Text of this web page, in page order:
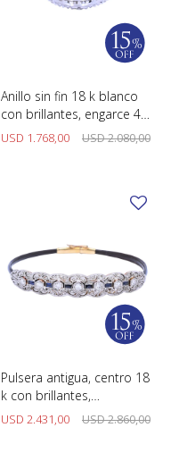
Anillo sin fin 18 k blanco
con brillantes, engarce 4
puntas.
USD 1.768,00 USD2.080,00
Pulsera antigua, centro 18
k con brillantes,
diamantes y zafiros
sintéticos.
USD 2.431,00 USD2.860,00